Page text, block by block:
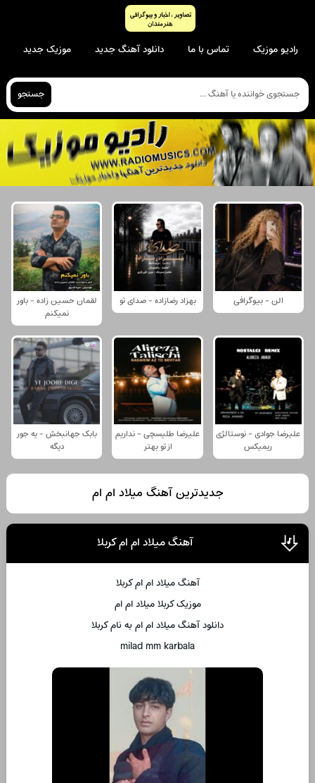
رادیو موزیک تماس با ما دانلود آهنگ جدید موزیک جدید
جستجو
الن - بیوگرافی بهزاد رضازاده - صدای تو
لقمان حسین زاده - باور
نمیکنم
علیرضا جوادی - نوستالژی
ریمیکس
علیرضا طلیسچی - نداریم
از تو بهتر
بابک جهانبخش - یه جور
دیگه
جدیدترین آهنگ میلاد ام ام
آهنگ میلاد ام ام کربلا
آهنگ میلاد ام ام کربلا
موزیک کربلا میلاد ام ام
دانلود آهنگ میلاد ام ام به نام کربلا
milad mm karbala